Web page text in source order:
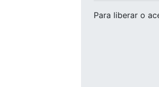
Para liberar o